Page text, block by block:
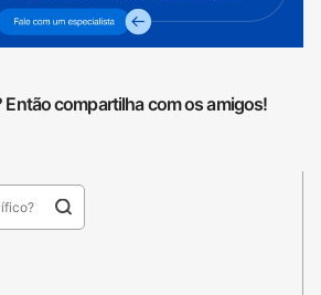
compartilha com os amigos!